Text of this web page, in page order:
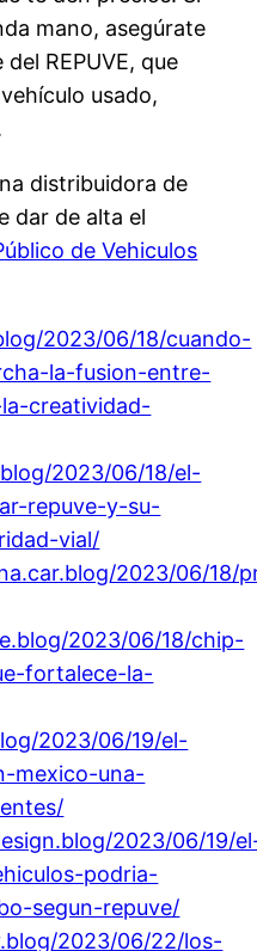
mano, asegúrate
REPUVE, que
usado,
distribuidora de
dar de alta el
de Vehiculos
2023/06/18/cuando-
la-fusion-entre-
creatividad-
2023/06/18/el-
repuve-y-su-
vial/
2023/06/18/
2023/06/18/chip-
fortalece-la-
2023/06/19/el-
mexico-una-
2023/06/19/
podria-
segun-repuve/
2023/06/22/los-